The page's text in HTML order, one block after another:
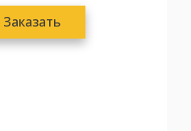
Заказать